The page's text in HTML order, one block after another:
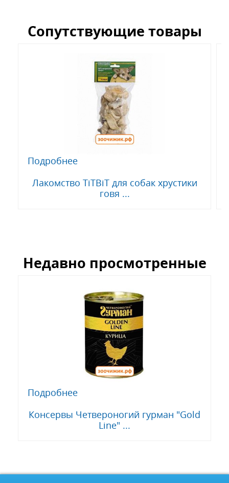
Сопутствующие товары
Подробнее
Лакомство TiTBiT для собак хрустики
говя ...
Недавно просмотренные
Подробнее
Консервы Четвероногий гурман "Gold
Line" ...